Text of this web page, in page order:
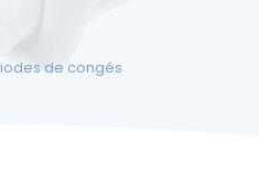
de congés